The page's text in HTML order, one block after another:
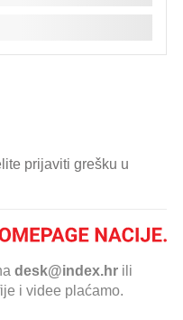
prijaviti grešku u
desk@index.hr ili
i videe plaćamo.